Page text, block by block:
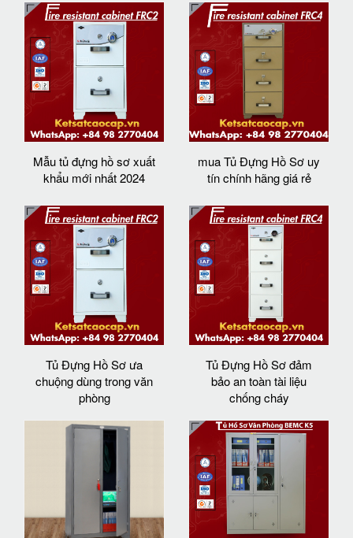
Mẫu tủ đựng hồ sơ xuất
khẩu mới nhất 2024
mua Tủ Đựng Hồ Sơ uy
tín chính hãng giá rẻ
Tủ Đựng Hồ Sơ ưa
chuộng dùng trong văn
phòng
Tủ Đựng Hồ Sơ đảm
bảo an toàn tài liệu
chống cháy